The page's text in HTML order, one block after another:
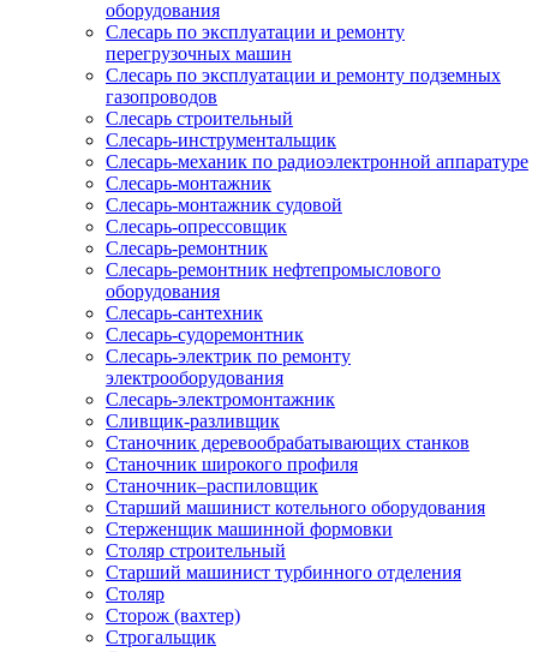
оборудования
Слесарь по эксплуатации и ремонту
перегрузочных машин
Слесарь по эксплуатации и ремонту подземных
газопроводов
Слесарь строительный
Слесарь-инструментальщик
Слесарь-механик по радиоэлектронной аппаратуре
Слесарь-монтажник
Слесарь-монтажник судовой
Слесарь-опрессовщик
Слесарь-ремонтник
Слесарь-ремонтник нефтепромыслового
оборудования
Слесарь-сантехник
Слесарь-судоремонтник
Слесарь-электрик по ремонту
электрооборудования
Слесарь-электромонтажник
Сливщик-разливщик
Станочник деревообрабатывающих станков
Станочник широкого профиля
Станочник–распиловщик
Старший машинист котельного оборудования
Стерженщик машинной формовки
Столяр строительный
Старший машинист турбинного отделения
Столяр
Сторож (вахтер)
Строгальщик